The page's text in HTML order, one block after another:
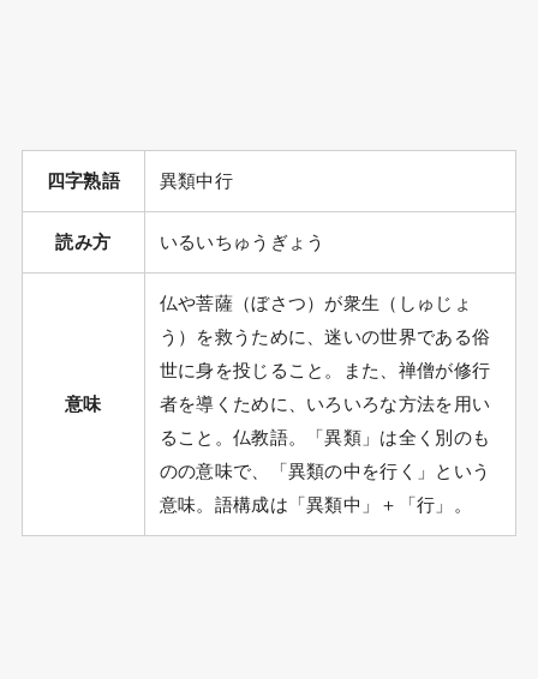
四字熟語 異類中行
読み方 いるいちゅうぎょう
意味
仏や菩薩（ぼさつ）が衆生（しゅじょ
う）を救うために、迷いの世界である俗
世に身を投じること。また、禅僧が修行
者を導くために、いろいろな方法を用い
ること。仏教語。「異類」は全く別のも
のの意味で、「異類の中を行く」という
意味。語構成は「異類中」＋「行」。